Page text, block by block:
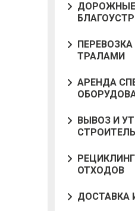
ТРАЛАМИ
АРЕНДА
ВЫВОЗ И
ОТХОДОВ
ДОСТАВКА